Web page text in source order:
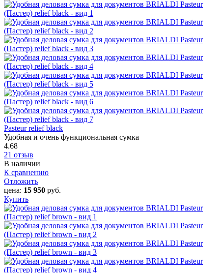
Pasteur relief black
Удобная и очень функциональная сумка
4.68
21 отзыв
В наличии
К сравнению
Отложить
цена: 15 950 руб.
Купить